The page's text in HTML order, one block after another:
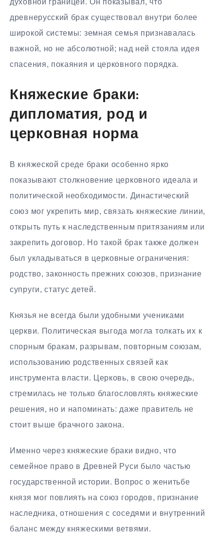
духовной границей. Он показывал, что
древнерусский брак существовал внутри более
широкой системы: земная семья признавалась
важной, но не абсолютной; над ней стояла идея
спасения, покаяния и церковного порядка.
Княжеские браки:
дипломатия, род и
церковная норма
В княжеской среде браки особенно ярко
показывают столкновение церковного идеала и
политической необходимости. Династический
союз мог укрепить мир, связать княжеские линии,
открыть путь к наследственным притязаниям или
закрепить договор. Но такой брак также должен
был укладываться в церковные ограничения:
родство, законность прежних союзов, признание
супруги, статус детей.
Князья не всегда были удобными учениками
церкви. Политическая выгода могла толкать их к
спорным бракам, разрывам, повторным союзам,
использованию родственных связей как
инструмента власти. Церковь, в свою очередь,
стремилась не только благословлять княжеские
решения, но и напоминать: даже правитель не
стоит выше брачного закона.
Именно через княжеские браки видно, что
семейное право в Древней Руси было частью
государственной истории. Вопрос о женитьбе
князя мог повлиять на союз городов, признание
наследника, отношения с соседями и внутренний
баланс между княжескими ветвями.